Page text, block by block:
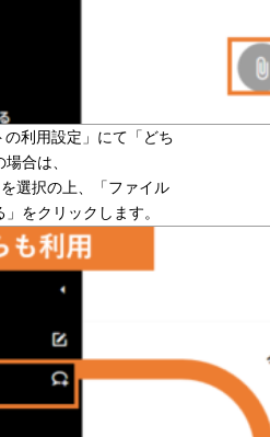
利用設定」にて「どち
合は、
選択の上、「ファイル
をクリックします。